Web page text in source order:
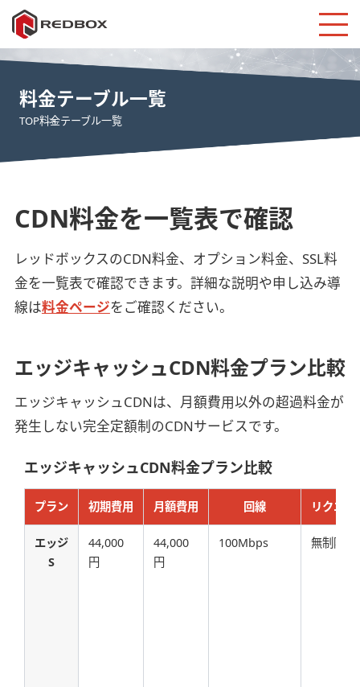
料金テーブル一覧
TOP料金テーブル一覧
CDN料金を一覧表で確認
レッドボックスのCDN料金、オプション料金、SSL料
金を一覧表で確認できます。詳細な説明や申し込み導
線は料金ページをご確認ください。
エッジキャッシュCDN料金プラン比較
エッジキャッシュCDNは、月額費用以外の超過料金が
発生しない完全定額制のCDNサービスです。
エッジキャッシュCDN料金プラン比較
プラン 初期費用 月額費用 回線 リクエス
エッジ
S
44,000
円
44,000
円
100Mbps 無制限